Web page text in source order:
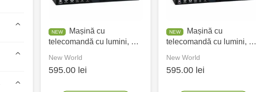
Mașină cu
telecomandă cu lumini, …
New World
595.00 lei
Mașină cu
telecomandă cu lumini, …
New World
595.00 lei